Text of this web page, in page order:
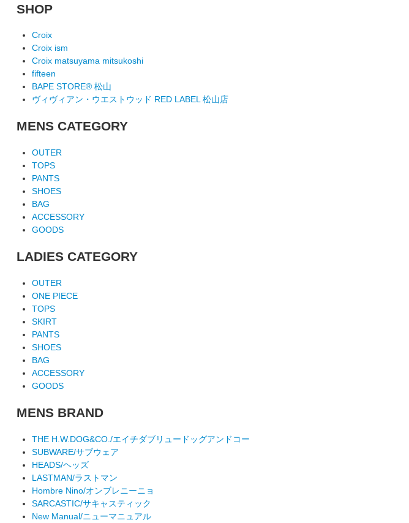
SHOP
Croix
Croix ism
Croix matsuyama mitsukoshi
fifteen
BAPE STORE® 松山
ヴィヴィアン・ウエストウッド RED LABEL 松山店
MENS CATEGORY
OUTER
TOPS
PANTS
SHOES
BAG
ACCESSORY
GOODS
LADIES CATEGORY
OUTER
ONE PIECE
TOPS
SKIRT
PANTS
SHOES
BAG
ACCESSORY
GOODS
MENS BRAND
THE H.W.DOG&CO./エイチダブリュードッグアンドコー
SUBWARE/サブウェア
HEADS/ヘッズ
LASTMAN/ラストマン
Hombre Nino/オンブレニーニョ
SARCASTIC/サキャスティック
New Manual/ニューマニュアル